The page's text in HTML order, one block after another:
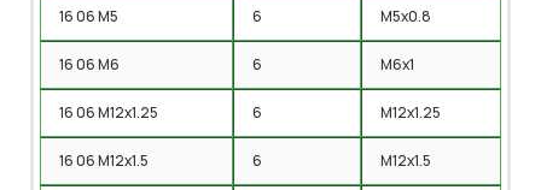
16 06 M5 6 M5x0.8
16 06 M6 6 M6x1
16 06 M12x1.25 6 M12x1.25
16 06 M12x1.5 6 M12x1.5